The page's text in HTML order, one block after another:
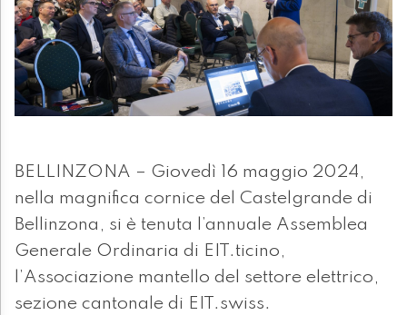
BELLINZONA – Giovedì 16 maggio 2024,
nella magnifica cornice del Castelgrande di
Bellinzona, si è tenuta l’annuale Assemblea
Generale Ordinaria di EIT.ticino,
l’Associazione mantello del settore elettrico,
sezione cantonale di EIT.swiss.